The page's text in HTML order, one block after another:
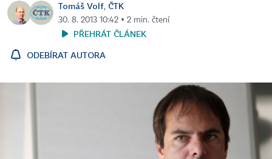
Tomáš Volf, ČTK
30. 8. 2013 10:42 ▪ 2 min. čtení
PŘEHRÁT ČLÁNEK
ODEBÍRAT AUTORA